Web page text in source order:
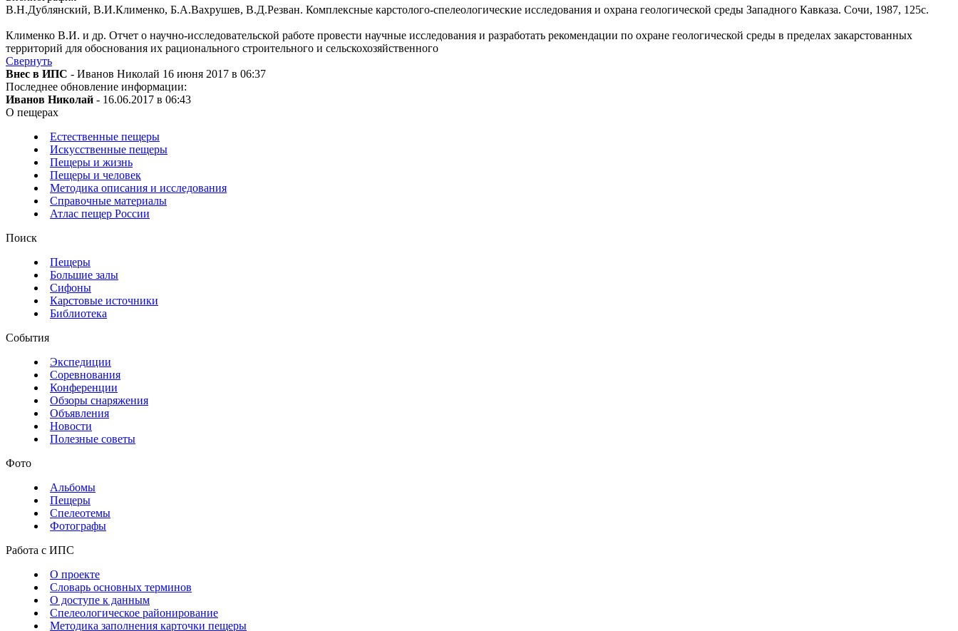
В.Н.Дублянский, В.И.Клименко, Б.А.Вахрушев, В.Д.Резван. Комплексные карстолого-спелеологические исследования и охрана геологической среды Западного Кавказа. Сочи, 1987, 125с.
Клименко В.И. и др. Отчет о научно-исследовательской работе провести научные исследования и разработать рекомендации по охране геологической среды в пределах закарстованных
территорий для обоснования их рационального строительного и сельскохозяйственного
Свернуть
Внес в ИПС - Иванов Николай 16 июня 2017 в 06:37
Последнее обновление информации:
Иванов Николай - 16.06.2017 в 06:43
О пещерах
Естественные пещеры
Искусственные пещеры
Пещеры и жизнь
Пещеры и человек
Методика описания и исследования
Справочные материалы
Атлас пещер России
Поиск
Пещеры
Большие залы
Сифоны
Карстовые источники
Библиотека
События
Экспедиции
Соревнования
Конференции
Обзоры снаряжения
Объявления
Новости
Полезные советы
Фото
Альбомы
Пещеры
Спелеотемы
Фотографы
Работа с ИПС
О проекте
Словарь основных терминов
О доступе к данным
Спелеологическое районирование
Методика заполнения карточки пещеры